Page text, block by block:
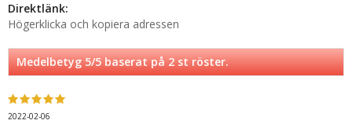
Direktlänk:
Högerklicka och kopiera adressen
Medelbetyg5/5 baserat på2st röster.
2022-02-06